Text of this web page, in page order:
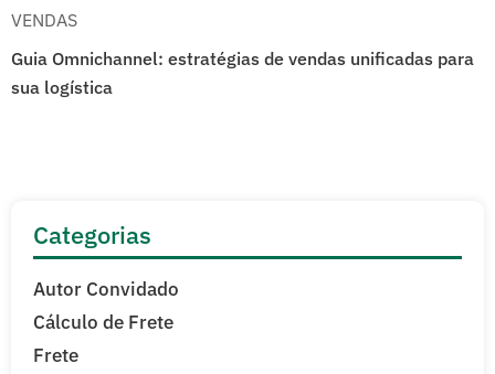
VENDAS
Guia Omnichannel: estratégias de vendas unificadas para
sua logística
Categorias
Autor Convidado
Cálculo de Frete
Frete